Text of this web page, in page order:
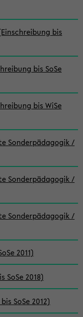
bis
bis SoSe
bis WiSe
Sonderpädagogik /
Sonderpädagogik /
Sonderpädagogik /
2011)
SoSe 2018)
SoSe 2012)